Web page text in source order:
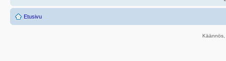
Etusivu